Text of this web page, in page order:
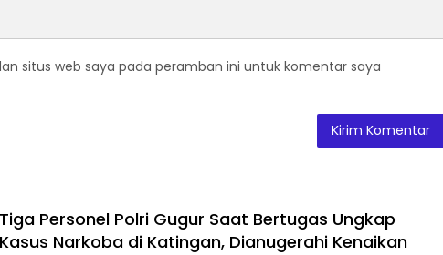
situs web saya pada peramban ini untuk komentar saya
Tiga Personel Polri Gugur Saat Bertugas Ungkap
Kasus Narkoba di Katingan, Dianugerahi Kenaikan